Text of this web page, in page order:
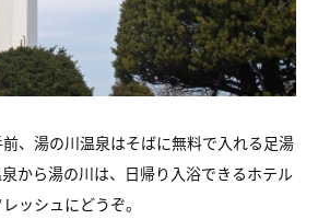
、湯の川温泉はそばに無料で入れる足湯
から湯の川は、日帰り入浴できるホテル
ッシュにどうぞ。